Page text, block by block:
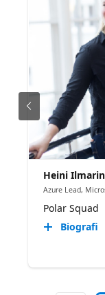
Heini
Azure Lead,
Polar Squad
Biografi